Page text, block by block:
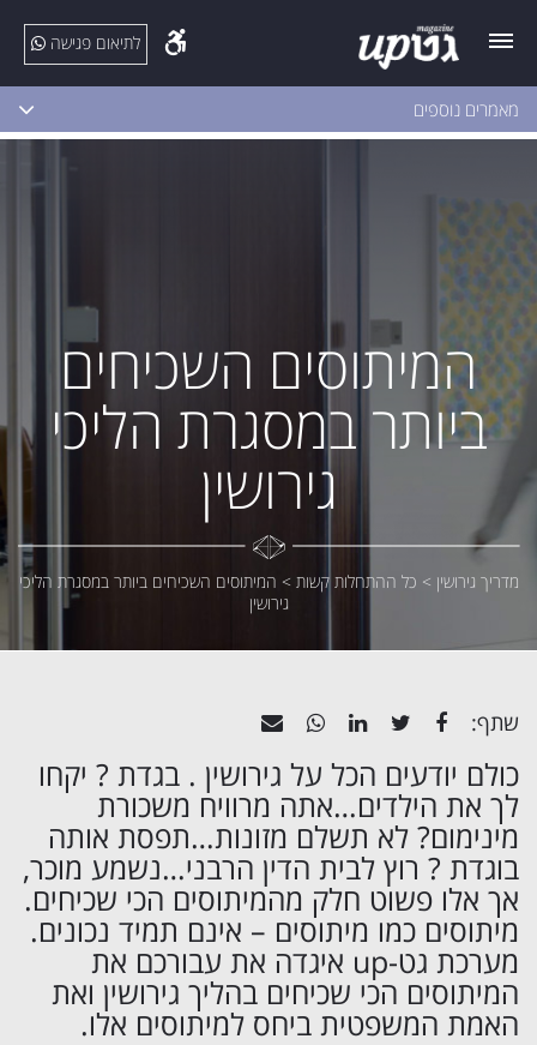
לתיאום פגישה
מאמרים נוספים
המיתוסים השכיחים
ביותר במסגרת הליכי
גירושין
מדריך גירושין > כל ההתחלות קשות > המיתוסים השכיחים ביותר במסגרת הליכי
גירושין
שתף:
כולם יודעים הכל על גירושין . בגדת ? יקחו
לך את הילדים…אתה מרוויח משכורת
מינימום? לא תשלם מזונות…תפסת אותה
בוגדת ? רוץ לבית הדין הרבני…נשמע מוכר,
אך אלו פשוט חלק מהמיתוסים הכי שכיחים.
מיתוסים כמו מיתוסים – אינם תמיד נכונים.
מערכת גט-up איגדה את עבורכם את
המיתוסים הכי שכיחים בהליך גירושין ואת
האמת המשפטית ביחס למיתוסים אלו.